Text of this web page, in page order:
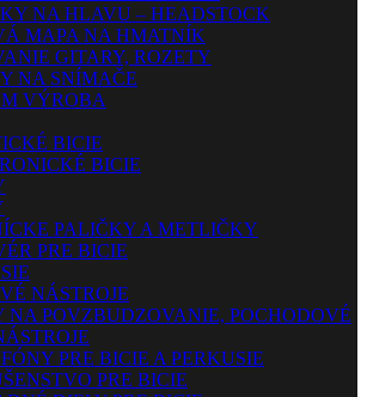
NA HLAVU – HEADSTOCK
MAPA NA HMATNÍK
GITARY, ROZETY
NA SNÍMAČE
VÝROBA
BICIE
BICIE
PALIČKY A METLIČKY
PRE BICIE
NÁSTROJE
NA POVZBUDZOVANIE, POCHODOVÉ
PRE BICIE A PERKUSIE
PRE BICIE